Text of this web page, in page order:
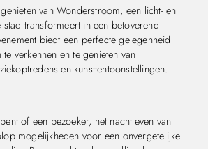
van Wonderstroom, een licht- en
stad transformeert in een betoverend
biedt een perfecte gelegenheid
verkennen en te genieten van
en kunsttentoonstellingen.
of een bezoeker, het nachtleven van
mogelijkheden voor een onvergetelijke